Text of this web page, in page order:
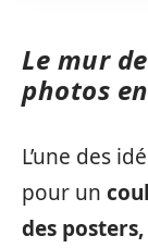
Le mur
photos
L’une des
pour un
des